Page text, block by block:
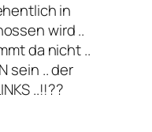
in
wird ..
da nicht ..
sein .. der
..!!??